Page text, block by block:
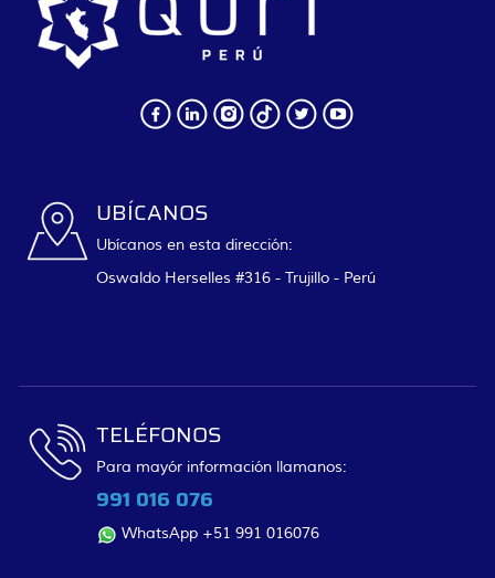
UBÍCANOS
Ubícanos en esta dirección:
Oswaldo Herselles #316 - Trujillo - Perú
TELÉFONOS
Para mayór información llamanos:
991 016 076
WhatsApp +51 991 016076